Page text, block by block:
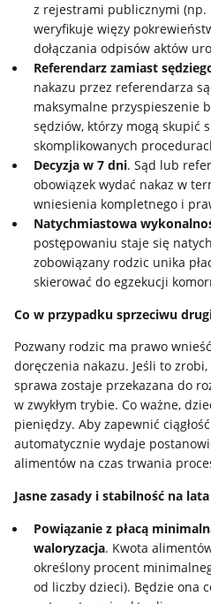
z rejestrami publicznymi (np.
weryfikuje więzy
dołączania odpisów aktów
Referendarz zamiast
nakazu przez referendarza
maksymalne przyspieszenie
sędziów, którzy mogą skupić
skomplikowanych
Decyzja w 7 dni. Sąd lub
obowiązek wydać nakaz w
wniesienia kompletnego i
Natychmiastowa
postępowaniu staje się
zobowiązany rodzic unika
skierować do egzekucji
Co w przypadku sprzeciwu
Pozwany rodzic ma prawo
doręczenia nakazu. Jeśli to
sprawa zostaje przekazana do
w zwykłym trybie. Co ważne,
pieniędzy. Aby zapewnić
automatycznie wydaje
alimentów na czas trwania
Jasne zasady i stabilność na lata
Powiązanie z płacą
waloryzacja. Kwota
określony procent
od liczby dzieci). Będzie ona